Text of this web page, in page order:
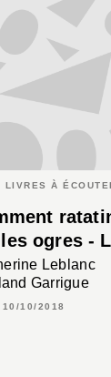
LIVRES À
ogres -
Leblanc
Garrigue
10/10/2018